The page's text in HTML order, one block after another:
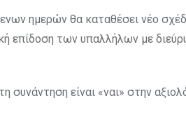
ημερών θα καταθέσει νέο
επίδοση των υπαλλήλων με
συνάντηση είναι «ναι» στην